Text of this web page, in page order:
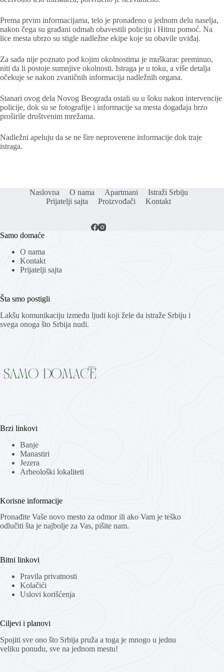
Prema prvim informacijama, telo je pronađeno u jednom delu naselja,
nakon čega su građani odmah obavestili policiju i Hitnu pomoć. Na
lice mesta ubrzo su stigle nadležne ekipe koje su obavile uviđaj.
Za sada nije poznato pod kojim okolnostima je muškarac preminuo,
niti da li postoje sumnjive okolnosti. Istraga je u toku, a više detalja
očekuje se nakon zvaničnih informacija nadležnih organa.
Stanari ovog dela Novog Beograda ostali su u šoku nakon intervencije
policije, dok su se fotografije i informacije sa mesta događaja brzo
proširile društvenim mrežama.
Nadležni apeluju da se ne šire neproverene informacije dok traje
istraga.
Naslovna O nama Apartmani
Istraži Srbiju
Prijatelji sajta
Proizvođači Kontakt
Samo domaće
O nama
Kontakt
Prijatelji sajta
Šta smo postigli
Lakšu komunikaciju između ljudi koji žele da istraže Srbiju i
svega onoga što Srbija nudi.
Brzi linkovi
Banje
Manastiri
Jezera
Arheološki lokaliteti
Korisne informacije
Pronađite Vaše novo mesto za odmor ili ako Vam je teško
odlučiti šta je najbolje za Vas, pišite nam.
Bitni linkovi
Pravila privatnosti
Kolačići
Uslovi korišćenja
Ciljevi i planovi
Spojiti sve ono što Srbija pruža a toga je mnogo u jednu
veliku ponudu, sve na jednom mestu!